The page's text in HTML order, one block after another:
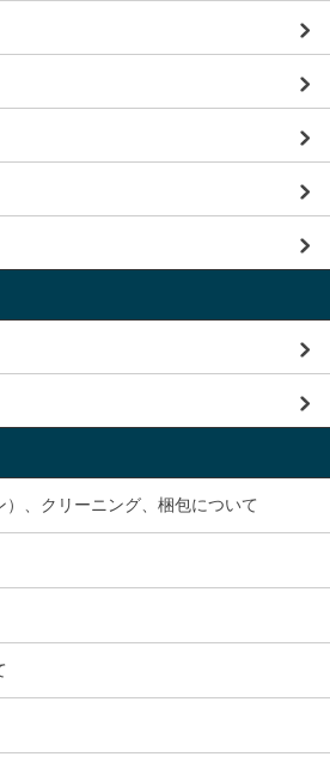
、クリーニング、梱包について